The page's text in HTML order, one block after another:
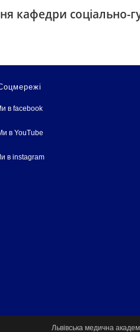
кафедри соціально-
в facebook
в YouTube
в instagram
Львівська медична